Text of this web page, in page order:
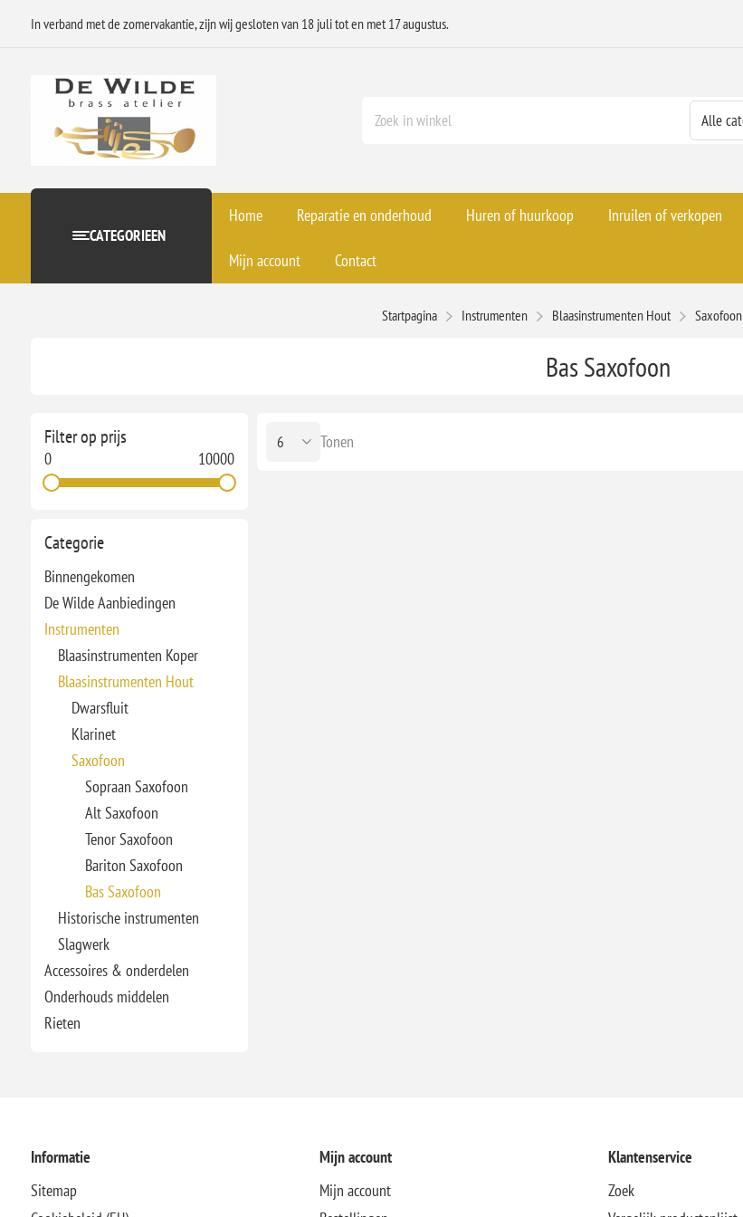
In verband met de zomervakantie, zijn wij gesloten van 18 juli tot en met 17 augustus.
CATEGORIEEN
Home Reparatie en onderhoud Huren of huurkoop Inruilen of verkopen
Mijn account Contact
Startpagina Instrumenten Blaasinstrumenten Hout Saxofoon
Filter op prijs
0 10000
Categorie
Binnengekomen
De Wilde Aanbiedingen
Instrumenten
Blaasinstrumenten Koper
Blaasinstrumenten Hout
Dwarsfluit
Klarinet
Saxofoon
Sopraan Saxofoon
Alt Saxofoon
Tenor Saxofoon
Bariton Saxofoon
Bas Saxofoon
Historische instrumenten
Slagwerk
Accessoires & onderdelen
Onderhouds middelen
Rieten
Bas Saxofoon
Tonen
Informatie
Sitemap
Mijn account
Mijn account
Klantenservice
Zoek